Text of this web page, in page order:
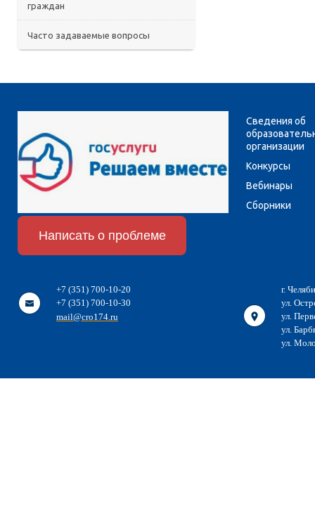
граждан
Часто задаваемые вопросы
Написать о проблеме
Сведения об
организации
Конкурсы
Вебинары
Сборники
+7 (351) 700-10-20
+7 (351) 700-10-30
mail@cro174.ru
г.
ул.
ул.
ул.
ул.